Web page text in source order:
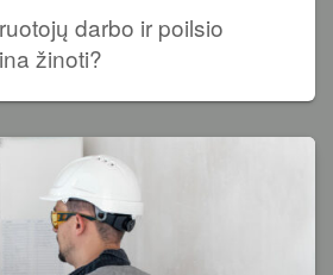
darbo ir poilsio
žinoti?